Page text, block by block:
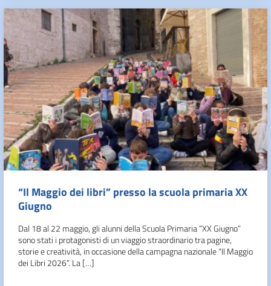
“Il Maggio dei libri” presso la scuola primaria XX
Giugno
Dal 18 al 22 maggio, gli alunni della Scuola Primaria “XX Giugno”
sono stati i protagonisti di un viaggio straordinario tra pagine,
storie e creatività, in occasione della campagna nazionale “Il Maggio
dei Libri 2026”. La […]